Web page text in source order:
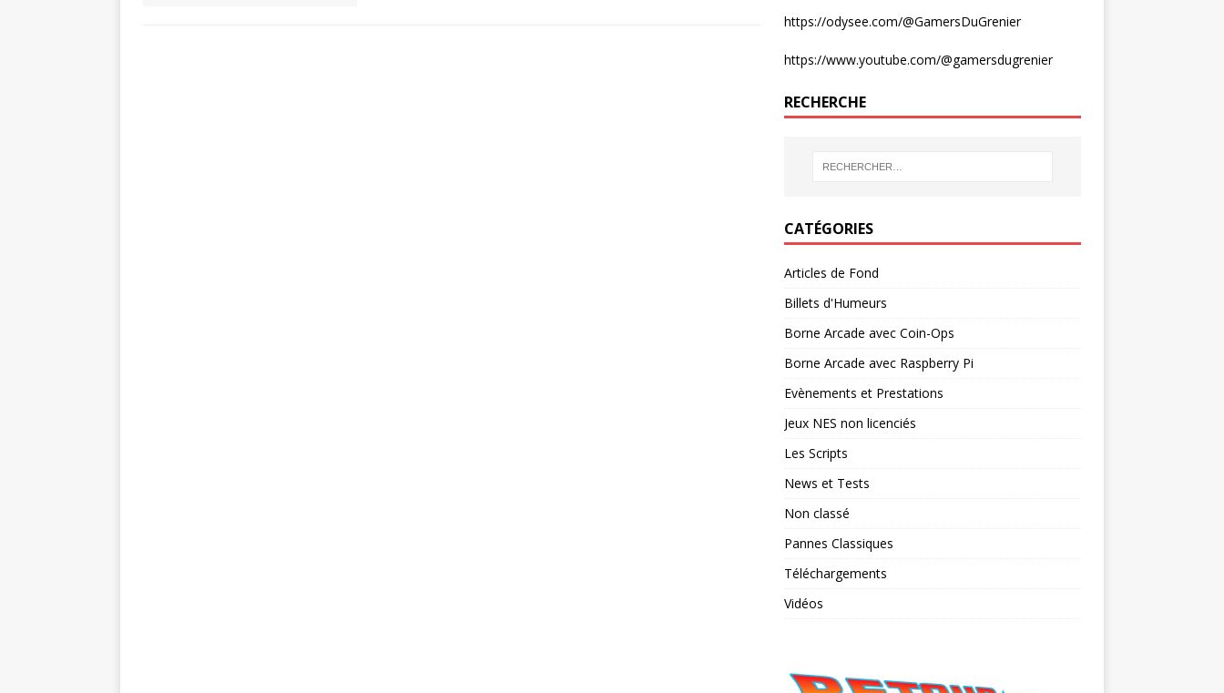
https://odysee.com/@GamersDuGrenier
https://www.youtube.com/@gamersdugrenier
RECHERCHE
CATÉGORIES
Articles de Fond
Billets d'Humeurs
Borne Arcade avec Coin-Ops
Borne Arcade avec Raspberry Pi
Evènements et Prestations
Jeux NES non licenciés
Les Scripts
News et Tests
Non classé
Pannes Classiques
Téléchargements
Vidéos